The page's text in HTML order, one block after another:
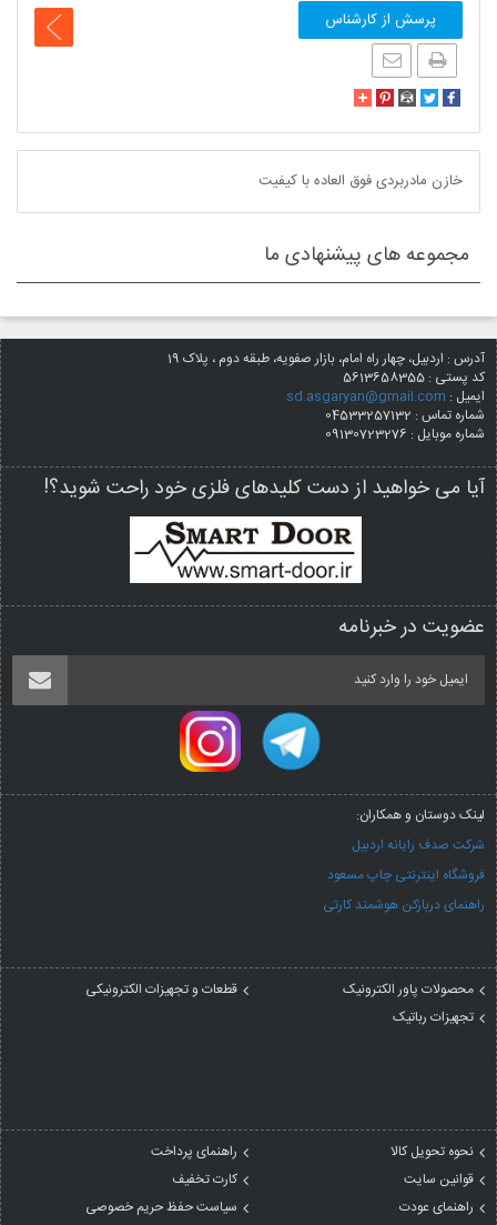
پرسش از کارشناس
خازن مادربردی فوق العاده با کیفیت
مجموعه های پیشنهادی ما
آدرس : اردبیل، چهار راه امام، بازار صفویه، طبقه دوم ، پلاک 19
کد پستی : 5613658355
ایمیل : sd.asgaryan@gmail.com
شماره تماس : 04533257132
شماره موبایل : 09130723276
آیا می خواهید از دست کلیدهای فلزی خود راحت شوید؟!
عضویت در خبرنامه
لینک دوستان و همکاران:
شرکت صدف رایانه اردبیل
فروشگاه اینترنتی چاپ مسعود
راهنمای دربازکن هوشمند کارتی
محصولات پاور الکترونیک
قطعات و تجهیزات الکترونیکی
تجهیزات رباتیک
نحوه تحویل کالا
راهنمای پرداخت
قوانین سایت
کارت تخفیف
راهنمای عودت
سیاست حفظ حریم خصوصی